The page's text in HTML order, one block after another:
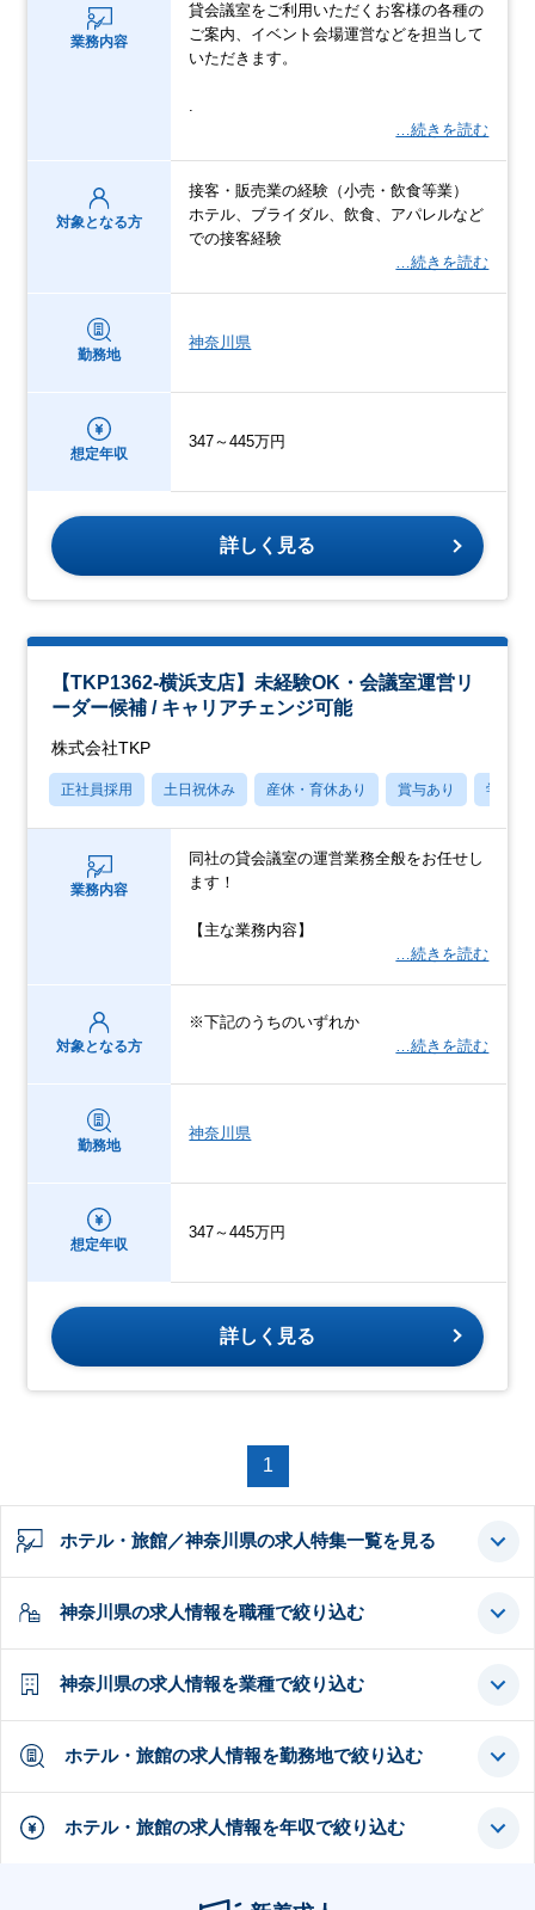
業務内容
貸会議室をご利用いただくお客様の各種の
ご案内、イベント会場運営などを担当して
いただきます。
.
…続きを読む
対象となる方
接客・販売業の経験（小売・飲食等業）
ホテル、ブライダル、飲食、アパレルなど
での接客経験
…続きを読む
勤務地
神奈川県
想定年収
347～445万円
詳しく見る
【TKP1362-横浜支店】未経験OK・会議室運営リ
ーダー候補 / キャリアチェンジ可能
株式会社TKP
正社員採用 土日祝休み 産休・育休あり 賞与あり 学歴不
業務内容
同社の貸会議室の運営業務全般をお任せし
ます！
【主な業務内容】
…続きを読む
対象となる方
※下記のうちのいずれか
…続きを読む
勤務地
神奈川県
想定年収
347～445万円
詳しく見る
1
ホテル・旅館／神奈川県の求人特集一覧を見る
神奈川県の求人情報を職種で絞り込む
神奈川県の求人情報を業種で絞り込む
ホテル・旅館の求人情報を勤務地で絞り込む
ホテル・旅館の求人情報を年収で絞り込む